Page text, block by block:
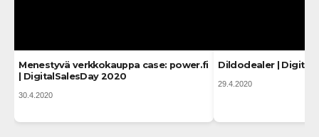
Menestyvä verkkokauppa case: power.fi
| DigitalSalesDay 2020
30.4.2020
Dildodealer |
29.4.2020